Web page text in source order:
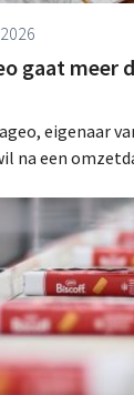
gaat meer
eigenaar
na een